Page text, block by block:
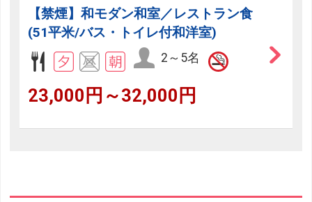
【禁煙】和モダン和室／レストラン食
(51平米/バス・トイレ付和洋室)
2～5名
23,000円～32,000円